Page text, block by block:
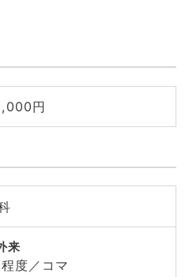
円
来
度／コマ